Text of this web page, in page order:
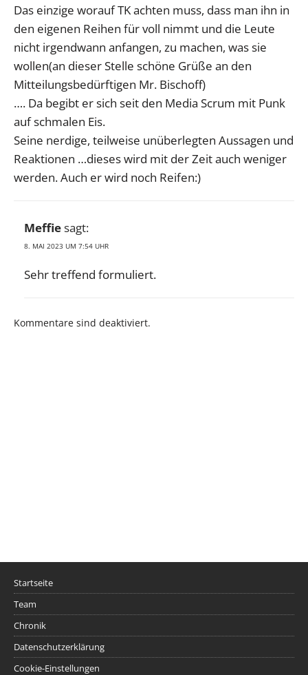
Das einzige worauf TK achten muss, dass man ihn in
den eigenen Reihen für voll nimmt und die Leute
nicht irgendwann anfangen, zu machen, was sie
wollen(an dieser Stelle schöne Grüße an den
Mitteilungsbedürftigen Mr. Bischoff)
…. Da begibt er sich seit den Media Scrum mit Punk
auf schmalen Eis.
Seine nerdige, teilweise unüberlegten Aussagen und
Reaktionen …dieses wird mit der Zeit auch weniger
werden. Auch er wird noch Reifen:)
Meffiesagt:
8. MAI 2023 UM 7:54 UHR
Sehr treffend formuliert.
Kommentare sind deaktiviert.
Startseite
Team
Chronik
Datenschutzerklärung
Cookie-Einstellungen